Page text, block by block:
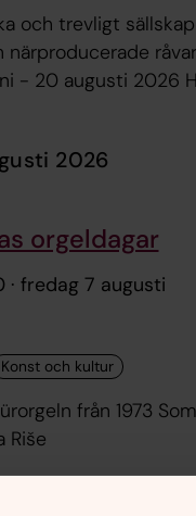
på vår mysiga innergård i
råvaror så långt det är
15 25 juni - 20 augusti
2026
orgeldagar
· fredag 7 augusti
från 1973
Riše